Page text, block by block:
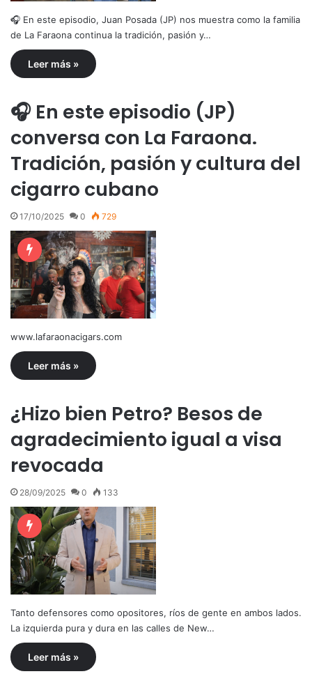
🎧 En este episodio, Juan Posada (JP) nos muestra como la familia
de La Faraona continua la tradición, pasión y…
Leer más »
🎧 En este episodio (JP)
conversa con La Faraona.
Tradición, pasión y cultura del
cigarro cubano
17/10/2025 0 729
www.lafaraonacigars.com
Leer más »
¿Hizo bien Petro? Besos de
agradecimiento igual a visa
revocada
28/09/2025 0 133
Tanto defensores como opositores, ríos de gente en ambos lados.
La izquierda pura y dura en las calles de New…
Leer más »